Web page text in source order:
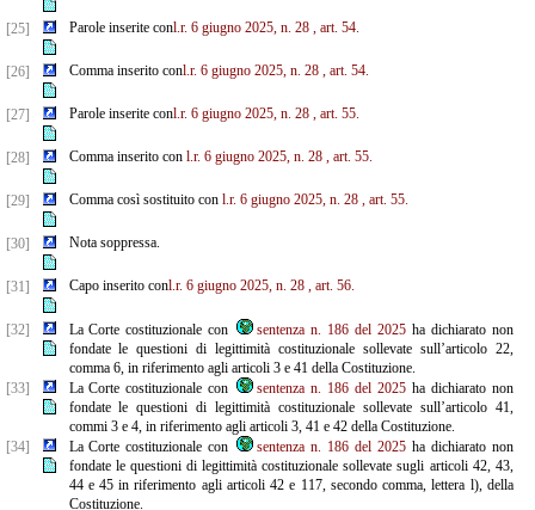
[25] Parole inserite conl.r. 6 giugno 2025, n. 28 , art. 54.
[26] Comma inserito conl.r. 6 giugno 2025, n. 28 , art. 54.
[27] Parole inserite conl.r. 6 giugno 2025, n. 28 , art. 55.
[28] Comma inserito con l.r. 6 giugno 2025, n. 28 , art. 55.
[29] Comma così sostituito con l.r. 6 giugno 2025, n. 28 , art. 55.
[30] Nota soppressa.
[31] Capo inserito conl.r. 6 giugno 2025, n. 28 , art. 56.
[32] La Corte costituzionale con sentenza n. 186 del 2025 ha dichiarato non
fondate le questioni di legittimità costituzionale sollevate sull’articolo 22,
comma 6, in riferimento agli articoli 3 e 41 della Costituzione.
[33]
La Corte costituzionale con sentenza n. 186 del 2025 ha dichiarato non
fondate le questioni di legittimità costituzionale sollevate sull’articolo 41,
commi 3 e 4, in riferimento agli articoli 3, 41 e 42 della Costituzione.
[34]
La Corte costituzionale con sentenza n. 186 del 2025 ha dichiarato non
fondate le questioni di legittimità costituzionale sollevate sugli articoli 42, 43,
44 e 45 in riferimento agli articoli 42 e 117, secondo comma, lettera l), della
Costituzione.